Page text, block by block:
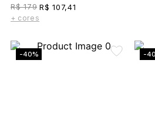
R$ 179 R$ 107,41
+ cores
-40% -